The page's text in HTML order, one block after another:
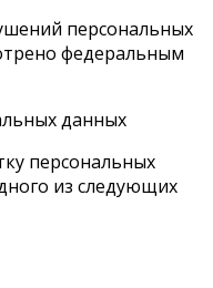
персональных
федеральным
данных
персональных
из следующих